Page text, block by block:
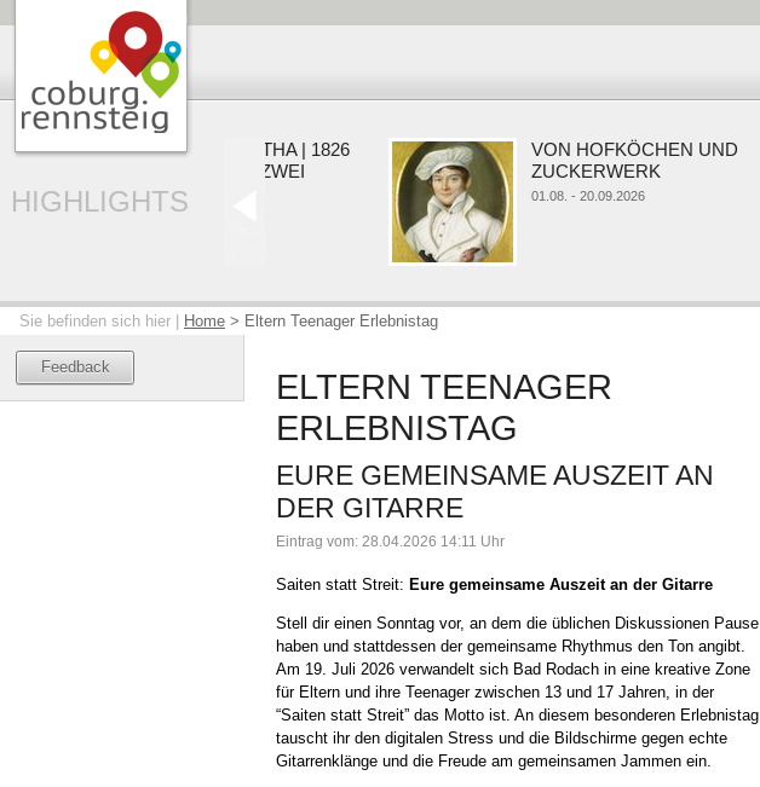
HIGHLIGHTS
COBURG | GOTHA | 1826
EIN HERZOG. ZWEI
RESIDENZEN.
VON HOFKÖCHEN UND
ZUCKERWERK
01.08. - 20.09.2026
Sie befinden sich hier | Home > Eltern Teenager Erlebnistag
Feedback
ELTERN TEENAGER
ERLEBNISTAG
EURE GEMEINSAME AUSZEIT AN
DER GITARRE
Eintrag vom: 28.04.2026 14:11 Uhr
Saiten statt Streit: Eure gemeinsame Auszeit an der Gitarre
Stell dir einen Sonntag vor, an dem die üblichen Diskussionen Pause
haben und stattdessen der gemeinsame Rhythmus den Ton angibt.
Am 19. Juli 2026 verwandelt sich Bad Rodach in eine kreative Zone
für Eltern und ihre Teenager zwischen 13 und 17 Jahren, in der
“Saiten statt Streit” das Motto ist. An diesem besonderen Erlebnistag
tauscht ihr den digitalen Stress und die Bildschirme gegen echte
Gitarrenklänge und die Freude am gemeinsamen Jammen ein.